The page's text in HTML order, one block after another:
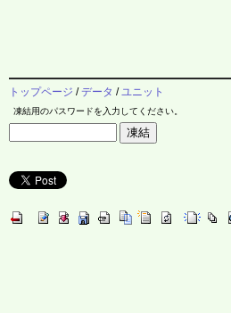
トップページ /データ /ユニット
凍結用のパスワードを入力してください。